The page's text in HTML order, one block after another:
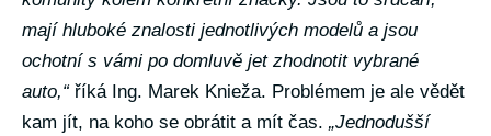
mají hluboké znalosti jednotlivých modelů a jsou
ochotní s vámi po domluvě jet zhodnotit vybrané
auto,“říká Ing. Marek Knieža. Problémem je ale vědět
kam jít, na koho se obrátit a mít čas. „Jednodušší